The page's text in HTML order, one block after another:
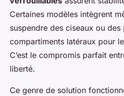
Certaines modèles intègrent
suspendre des ciseaux ou
compartiments latéraux pour
C’est le compromis parfait
liberté.
Ce genre de solution